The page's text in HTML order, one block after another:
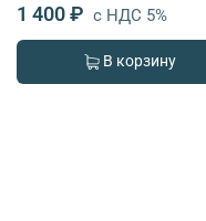
1 400 ₽ с НДС 5%
В корзину